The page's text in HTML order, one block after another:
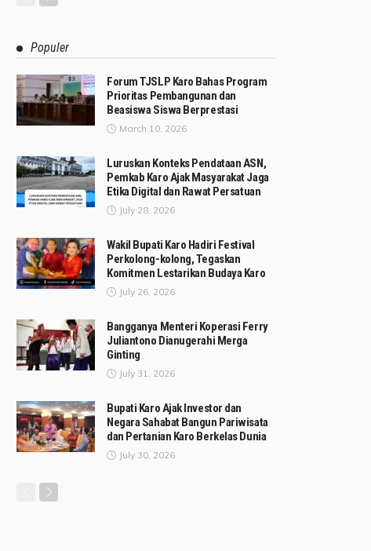
Populer
Forum TJSLP Karo Bahas Program
Prioritas Pembangunan dan
Beasiswa Siswa Berprestasi
March 10, 2026
Luruskan Konteks Pendataan ASN,
Pemkab Karo Ajak Masyarakat Jaga
Etika Digital dan Rawat Persatuan
July 28, 2026
Wakil Bupati Karo Hadiri Festival
Perkolong-kolong, Tegaskan
Komitmen Lestarikan Budaya Karo
July 26, 2026
Bangganya Menteri Koperasi Ferry
Juliantono Dianugerahi Merga
Ginting
July 31, 2026
Bupati Karo Ajak Investor dan
Negara Sahabat Bangun Pariwisata
dan Pertanian Karo Berkelas Dunia
July 30, 2026